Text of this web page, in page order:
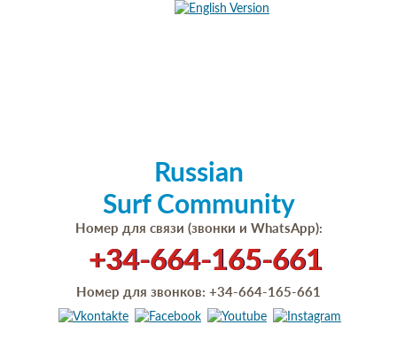
Russian
Surf Community
Номер для связи (звонки и WhatsApp):
+34-664-165-661
Номер для звонков: +34-664-165-661